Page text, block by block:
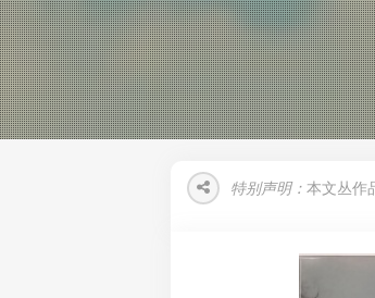
特别声明： 本文丛作